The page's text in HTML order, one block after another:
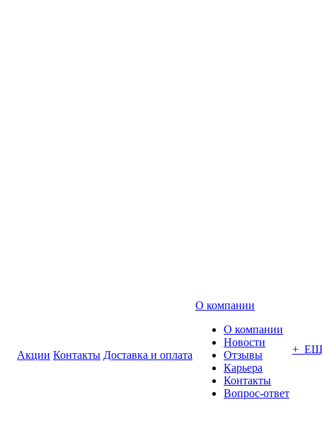
Акции Контакты Доставка и оплата
О компании
О компании
Новости
Отзывы
Карьера
Контакты
Вопрос-ответ
+